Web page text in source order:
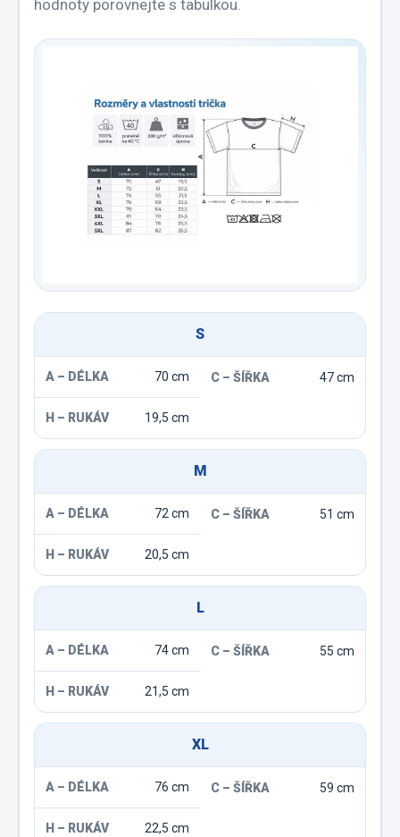
hodnoty porovnejte s tabulkou.
S
70 cm 47 cm
19,5 cm
M
72 cm 51 cm
20,5 cm
L
74 cm 55 cm
21,5 cm
XL
76 cm 59 cm
22,5 cm